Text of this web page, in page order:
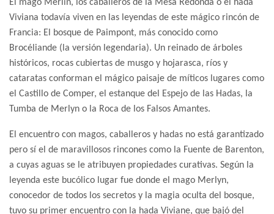
El mago Merlín, los caballeros de la Mesa Redonda o el hada
Viviana todavía viven en las leyendas de este mágico rincón de
Francia: El bosque de Paimpont, más conocido como
Brocéliande (la versión legendaria). Un reinado de árboles
históricos, rocas cubiertas de musgo y hojarasca, ríos y
cataratas conforman el mágico paisaje de míticos lugares como
el Castillo de Comper, el estanque del Espejo de las Hadas, la
Tumba de Merlyn o la Roca de los Falsos Amantes.
El encuentro con magos, caballeros y hadas no está garantizado
pero sí el de maravillosos rincones como la Fuente de Barenton,
a cuyas aguas se le atribuyen propiedades curativas. Según la
leyenda este bucólico lugar fue donde el mago Merlyn,
conocedor de todos los secretos y la magia oculta del bosque,
tuvo su primer encuentro con la hada Viviane, que bajó del